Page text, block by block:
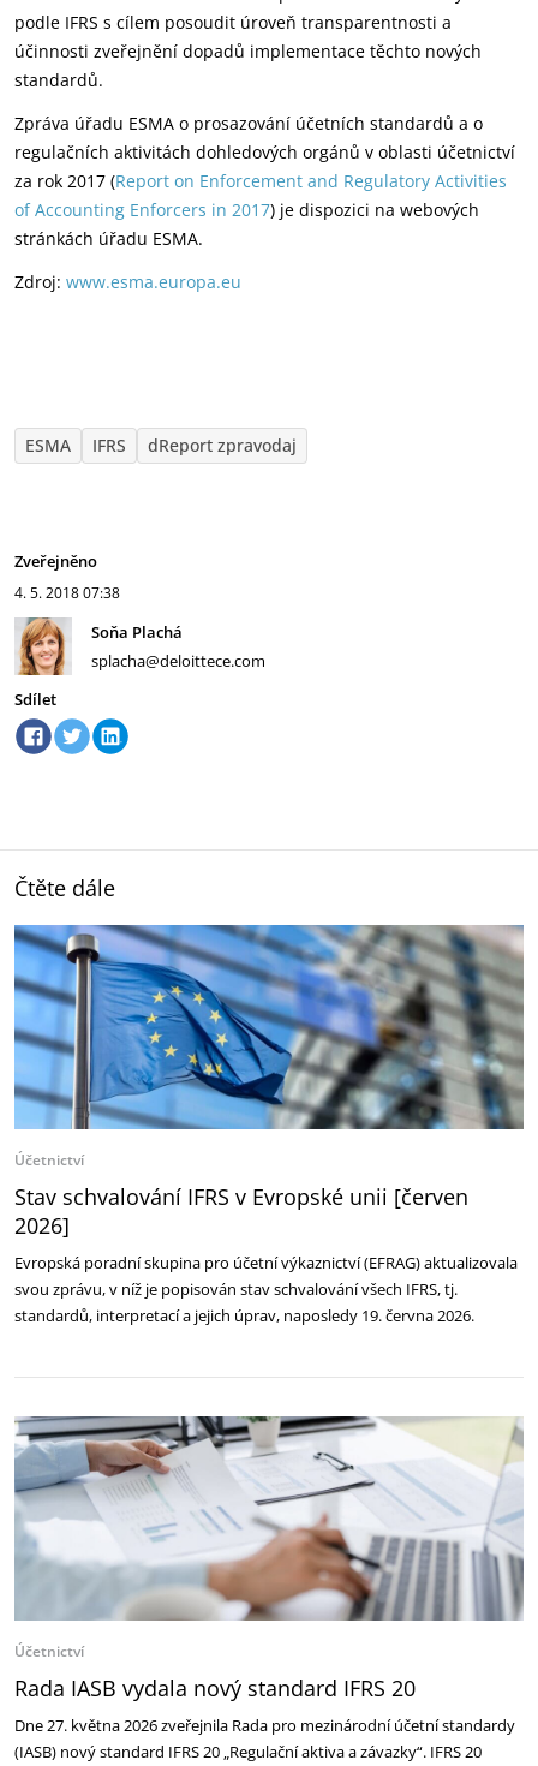
podle IFRS s cílem posoudit úroveň transparentnosti a
účinnosti zveřejnění dopadů implementace těchto nových
standardů.
Zpráva úřadu ESMA o prosazování účetních standardů a o
regulačních aktivitách dohledových orgánů v oblasti účetnictví
za rok 2017 (Report on Enforcement and Regulatory Activities
of Accounting Enforcers in 2017) je dispozici na webových
stránkách úřadu ESMA.
Zdroj: www.esma.europa.eu
ESMA IFRS dReport zpravodaj
Zveřejněno
4. 5. 201807:38
Soňa Plachá
splacha@deloittece.com
Sdílet
Čtěte dále
Účetnictví
Stav schvalování IFRS v Evropské unii [červen
2026]
Evropská poradní skupina pro účetní výkaznictví (EFRAG) aktualizovala
svou zprávu, v níž je popisován stav schvalování všech IFRS, tj.
standardů, interpretací a jejich úprav, naposledy 19. června 2026.
Účetnictví
Rada IASB vydala nový standard IFRS 20
Dne 27. května 2026 zveřejnila Rada pro mezinárodní účetní standardy
(IASB) nový standard IFRS 20 „Regulační aktiva a závazky“. IFRS 20